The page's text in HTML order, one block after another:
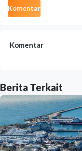
Komentar
Komentar
Berita Terkait